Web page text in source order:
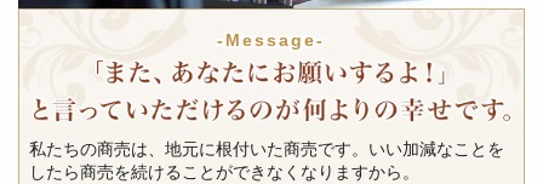
-Message-
私たちの商売は、地元に根付いた商売です。いい加減なことを
したら商売を続けることができなくなりますから。